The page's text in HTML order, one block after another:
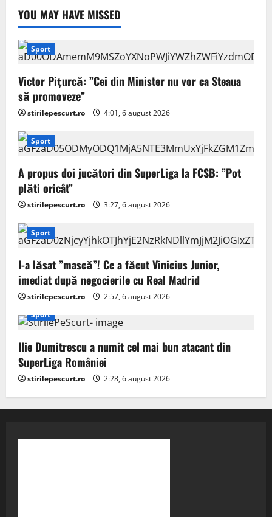
YOU MAY HAVE MISSED
Sport
Victor Pițurcă: ”Cei din Minister nu vor ca Steaua
să promoveze”
stirilepescurt.ro 4:01, 6 august 2026
Sport
A propus doi jucători din SuperLiga la FCSB: ”Pot
plăti oricât”
stirilepescurt.ro 3:27, 6 august 2026
Sport
I-a lăsat ”mască”! Ce a făcut Vinicius Junior,
imediat după negocierile cu Real Madrid
stirilepescurt.ro
2:57, 6 august 2026
Sport
Ilie Dumitrescu a numit cel mai bun atacant din
SuperLiga României
stirilepescurt.ro 2:28, 6 august 2026